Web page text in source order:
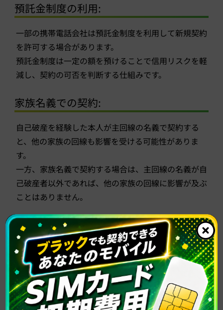
預託金制度の利用:
一部の携帯電話会社は預託金制度を利用して新規契約
を許可する場合があります。
預託金制度は一定の額を預けることで信用リスクを軽
減し、契約の可否を判断する仕組みです。
家族名義での契約:
自己破産を経験した本人が主回線の名義で契約する
と、他の家族の回線も影響を受ける可能性がありま
す。
一方、家族名義で契約する場合は、主回線の名義が自
己破産者以外であれば、他の家族の回線に影響が及ぶ
ことはありません。
格安SIMでの契約を検討しよう
自己破産後の再契約は慎重に検討すべきですが、全て
の希望が絶たれるわけではありません。
自己破産を経験した方でも、対応してくれる携帯電話
会社を探すことができます。